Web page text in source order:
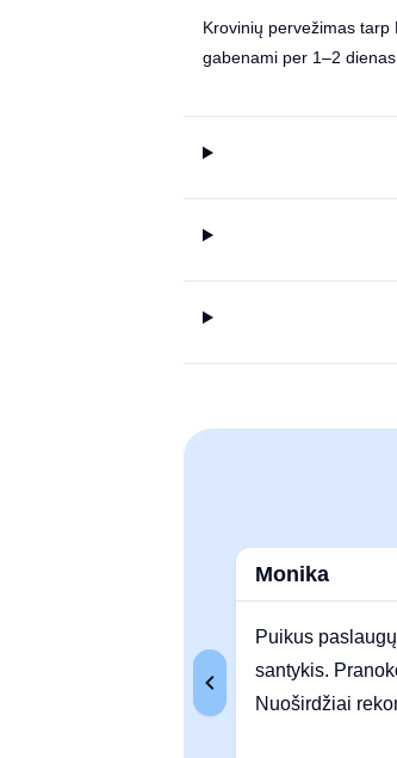
Krovinių pervežimas
gabenami per 1–2
Monika
Puikus
santykis.
Nuoširdžiai